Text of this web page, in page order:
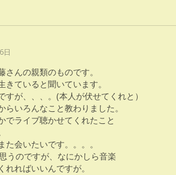
日
さんの親類のものです。
きていると聞いています。
すが、、、。(本人が伏せてくれと）
らいろんなこと教わりました。
でライブ聴かせてくれたこと
た会いたいです。。。。
うのですが、なにかしら音楽
れればいいんですが。